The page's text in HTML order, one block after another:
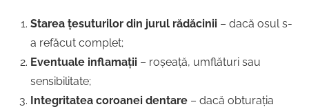
Starea țesuturilor din jurul rădăcinii – dacă osul s-
a refăcut complet;
Eventuale inflamații – roșeață, umflături sau
sensibilitate;
Integritatea coroanei dentare – dacă obturația